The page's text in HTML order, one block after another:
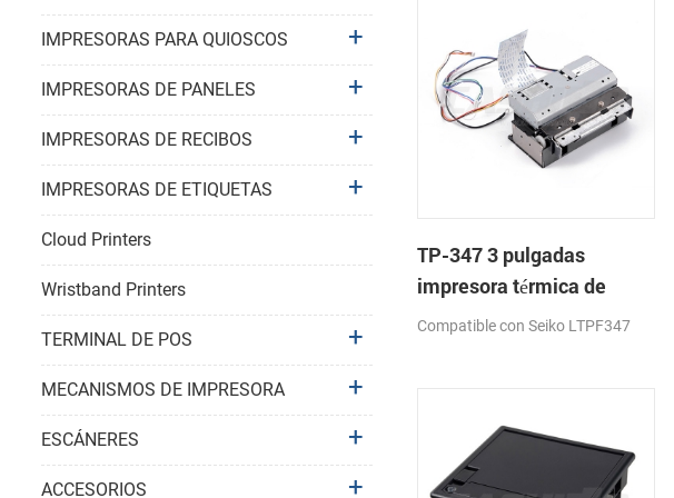
TP-347 3 pulgadas
impresora térmica de
cabeza con cortador
Compatible con Seiko LTPF347
IMPRESORAS PARA QUIOSCOS
IMPRESORAS DE PANELES
IMPRESORAS DE RECIBOS
IMPRESORAS DE ETIQUETAS
Cloud Printers
Wristband Printers
TERMINAL DE POS
MECANISMOS DE IMPRESORA
ESCÁNERES
ACCESORIOS